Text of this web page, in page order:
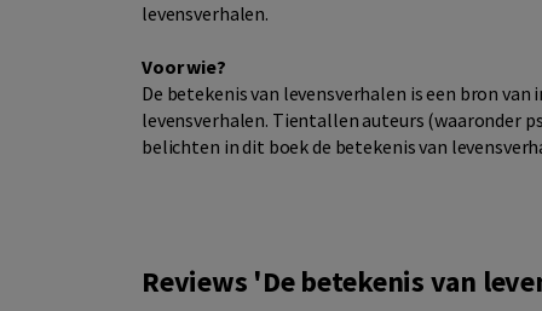
levensverhalen.
Voor wie?
De betekenis van levensverhalen is een bron
levensverhalen. Tientallen auteurs (waaronder
belichten in dit boek de betekenis van
Reviews 'De betekenis van